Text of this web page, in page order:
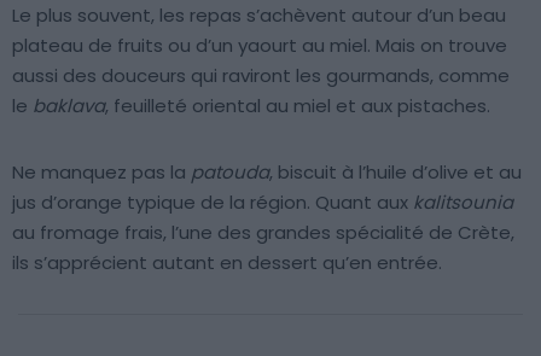
Le plus souvent, les repas s’achèvent autour d’un beau
plateau de fruits ou d’un yaourt au miel. Mais on trouve
aussi des douceurs qui raviront les gourmands, comme
le baklava, feuilleté oriental au miel et aux pistaches.
Ne manquez pas la patouda, biscuit à l’huile d’olive et au
jus d’orange typique de la région. Quant aux kalitsounia
au fromage frais, l’une des grandes spécialité de Crète,
ils s’apprécient autant en dessert qu’en entrée.